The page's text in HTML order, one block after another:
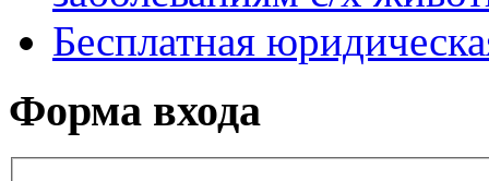
Бесплатная
Форма входа